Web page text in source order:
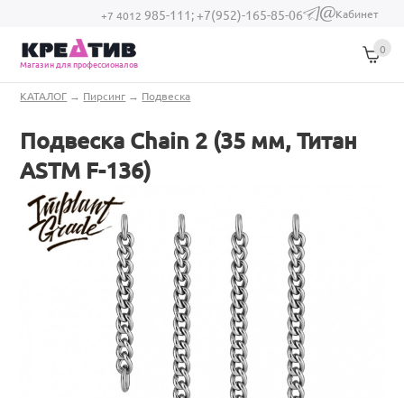
Перейти к основному содержанию
+7 4012 985-111;+7(952)-165-85-06
(link sends e-
Кабинет
Магазин для профессионалов
0
Вы здесь
КАТАЛОГ → Пирсинг → Подвеска
Подвеска Chain 2 (35 мм, Титан
ASTM F-136)